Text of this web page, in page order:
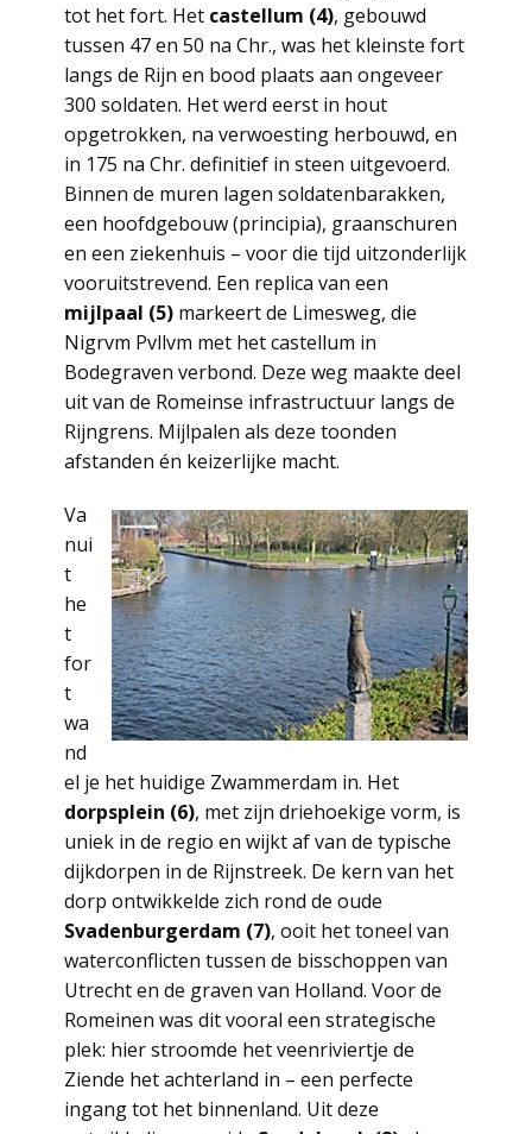
tot het fort. Het castellum (4), gebouwd
tussen 47 en 50 na Chr., was het kleinste fort
langs de Rijn en bood plaats aan ongeveer
300 soldaten. Het werd eerst in hout
opgetrokken, na verwoesting herbouwd, en
in 175 na Chr. definitief in steen uitgevoerd.
Binnen de muren lagen soldatenbarakken,
een hoofdgebouw (principia), graanschuren
en een ziekenhuis – voor die tijd uitzonderlijk
vooruitstrevend. Een replica van een
mijlpaal (5) markeert de Limesweg, die
Nigrvm Pvllvm met het castellum in
Bodegraven verbond. Deze weg maakte deel
uit van de Romeinse infrastructuur langs de
Rijngrens. Mijlpalen als deze toonden
afstanden én keizerlijke macht.
Va
nui
t
he
t
for
t
wa
nd
el je het huidige Zwammerdam in. Het
dorpsplein (6), met zijn driehoekige vorm, is
uniek in de regio en wijkt af van de typische
dijkdorpen in de Rijnstreek. De kern van het
dorp ontwikkelde zich rond de oude
Svadenburgerdam (7), ooit het toneel van
waterconflicten tussen de bisschoppen van
Utrecht en de graven van Holland. Voor de
Romeinen was dit vooral een strategische
plek: hier stroomde het veenriviertje de
Ziende het achterland in – een perfecte
ingang tot het binnenland. Uit deze